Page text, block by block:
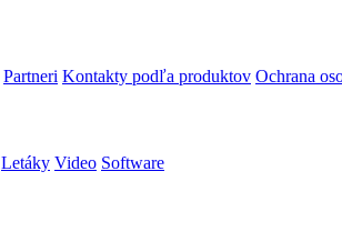
Partneri Kontakty podľa produktov Ochrana
Letáky Video Software